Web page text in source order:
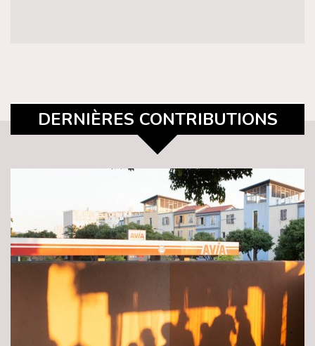
DERNIÈRES CONTRIBUTIONS